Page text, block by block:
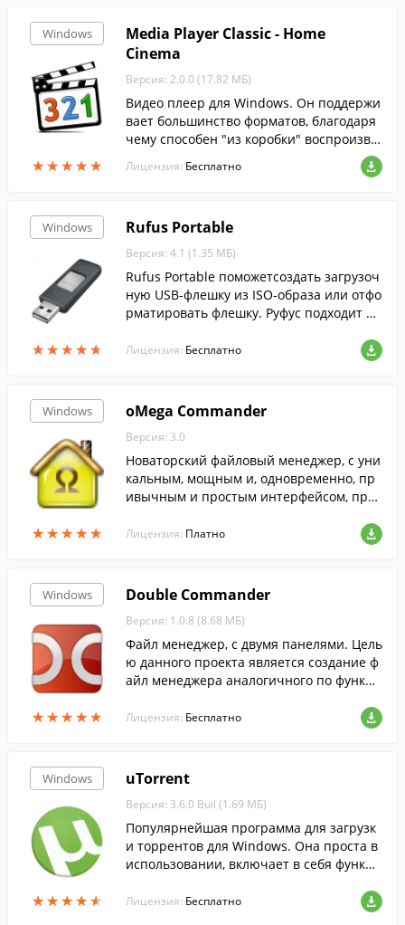
Windows
★★★★★
★★★★★
Media Player Classic - Home
Cinema
Версия: 2.0.0 (17.82 МБ)
Видео плеер для Windows. Он поддержи
вает большинство форматов, благодаря
чему способен "из коробки" воспроизво
дить любые видео файлы, и не нуждаетс
я в дополнительных кодеках....
Лицензия: Бесплатно
Windows
★★★★★
★★★★★
Rufus Portable
Версия: 4.1 (1.35 МБ)
Rufus Portable поможетсоздать загрузоч
ную USB-флешку из ISO-образа или отфо
рматировать флешку. Руфус подходит дл
ает русский язык.
Лицензия: Бесплатно
Windows
★★★★★
★★★★★
oMega Commander
Версия: 3.0
Новаторский файловый менеджер, с уни
кальным, мощным и, одновременно, пр
ивычным и простым интерфейсом, пред
S Windows.
Лицензия: Платно
Windows
★★★★★
★★★★★
Double Commander
Версия: 1.0.8 (8.68 МБ)
Файл менеджер, с двумя панелями. Цель
ю данного проекта является создание ф
айл менеджера аналогичного по функци
имого с его плагинами.
Лицензия: Бесплатно
Windows
★★★★★
★★★★★
uTorrent
Версия: 3.6.0 Buil (1.69 МБ)
Популярнейшая программа для загрузк
и торрентов для Windows. Она проста в
использовании, включает в себя функци
ое количество настроек.
Лицензия: Бесплатно